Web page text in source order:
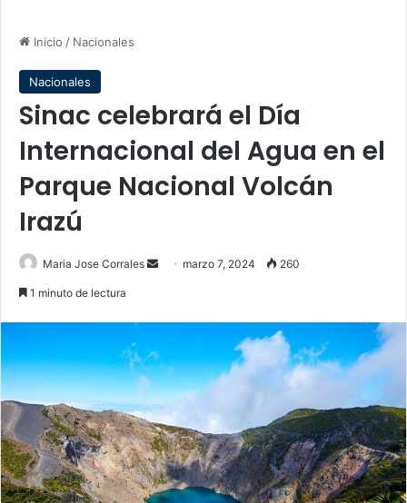
Inicio / Nacionales
Nacionales
Sinac celebrará el Día
Internacional del Agua en el
Parque Nacional Volcán
Irazú
Maria Jose Corrales
Send marzo 7, 2024 260
1 minuto de lectura